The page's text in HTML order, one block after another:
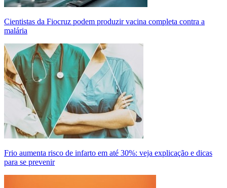
Cientistas da Fiocruz podem produzir vacina completa contra a
malária
Frio aumenta risco de infarto em até 30%: veja explicação e dicas
para se prevenir